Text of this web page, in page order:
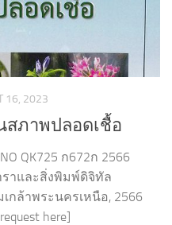
16, 2023
สภาพปลอดเชื้อ
QK725 ก672ก 2566
ราและสิ่งพิมพ์ดิจิทัล
กล้าพระนครเหนือ, 2566
request here]